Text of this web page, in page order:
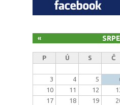
«
P Ú S Č
3
4 5
10
11 12
17
18 19